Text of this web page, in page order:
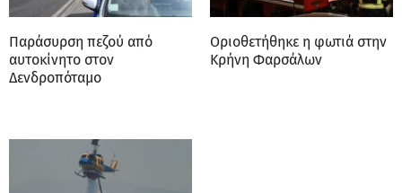
Παράσυρση πεζού από
αυτοκίνητο στον
Δενδροπόταμο
Οριοθετήθηκε η φωτιά στην
Κρήνη Φαρσάλων